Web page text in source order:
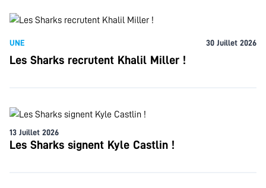
UNE 30 Juillet 2026
Les Sharks recrutent Khalil Miller !
13 Juillet 2026
Les Sharks signent Kyle Castlin !